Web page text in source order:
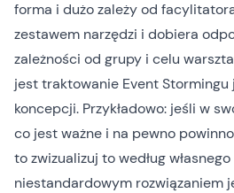
forma i dużo zależy od
zestawem narzędzi i dobiera
zależności od grupy i celu
jest traktowanie Event Stormingu
koncepcji. Przykładowo: jeśli w
co jest ważne i na pewno
to zwizualizuj to według
niestandardowym rozwiązaniem